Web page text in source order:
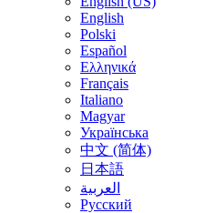
English
Polski
Español
Ελληνικά
Français
Italiano
Magyar
Українська
中文 (简体)
日本語
العربية‏
Русский